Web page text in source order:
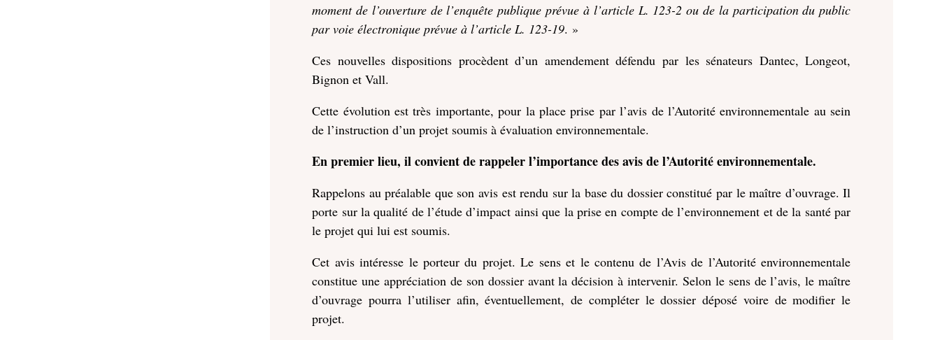
moment de l’ouverture de l’enquête publique prévue à l’article L. 123-2 ou de la participation du public
par voie électronique prévue à l’article L. 123-19. »
Ces nouvelles dispositions procèdent d’un amendement défendu par les sénateurs Dantec, Longeot,
Bignon et Vall.
Cette évolution est très importante, pour la place prise par l’avis de l’Autorité environnementale au sein
de l’instruction d’un projet soumis à évaluation environnementale.
En premier lieu, il convient de rappeler l’importance des avis de l’Autorité environnementale.
Rappelons au préalable que son avis est rendu sur la base du dossier constitué par le maître d’ouvrage. Il
porte sur la qualité de l’étude d’impact ainsi que la prise en compte de l’environnement et de la santé par
le projet qui lui est soumis.
Cet avis intéresse le porteur du projet. Le sens et le contenu de l’Avis de l’Autorité environnementale
constitue une appréciation de son dossier avant la décision à intervenir. Selon le sens de l’avis, le maître
d’ouvrage pourra l’utiliser afin, éventuellement, de compléter le dossier déposé voire de modifier le
projet.